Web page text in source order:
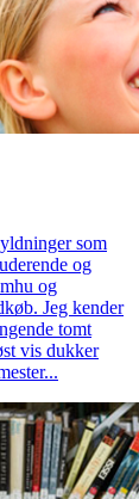
som
og
og
Jeg kender
tomt
vis dukker